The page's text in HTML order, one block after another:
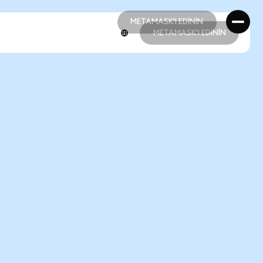
METAMASK'I EDİNİN
METAMASK'I EDİNİN
METAMASK'I EDİNİN